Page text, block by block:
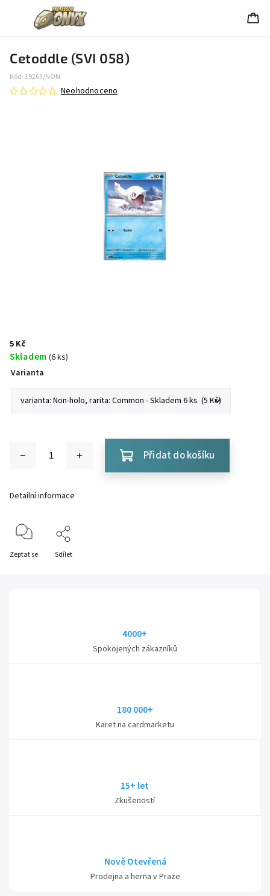
Cetoddle (SVI 058)
Kód: 19263/NON
Neohodnoceno
5 Kč
Skladem (6 ks)
Varianta
Přidat do košíku
Detailní informace
Zeptat se Sdílet
4000+
Spokojených zákazníků
180 000+
Karet na cardmarketu
15+ let
Zkušeností
Nově Otevřená
Prodejna a herna v Praze